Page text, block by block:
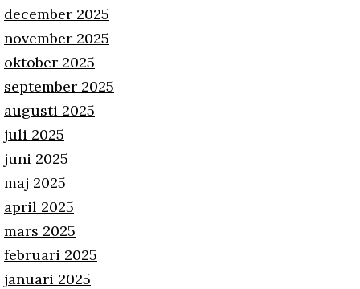
december 2025
november 2025
oktober 2025
september 2025
augusti 2025
juli 2025
juni 2025
maj 2025
april 2025
mars 2025
februari 2025
januari 2025